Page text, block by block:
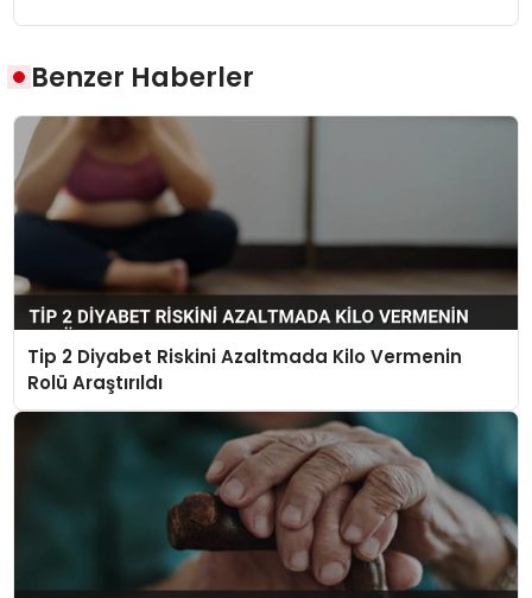
Benzer Haberler
Tip 2 Diyabet Riskini Azaltmada Kilo Vermenin
Rolü Araştırıldı